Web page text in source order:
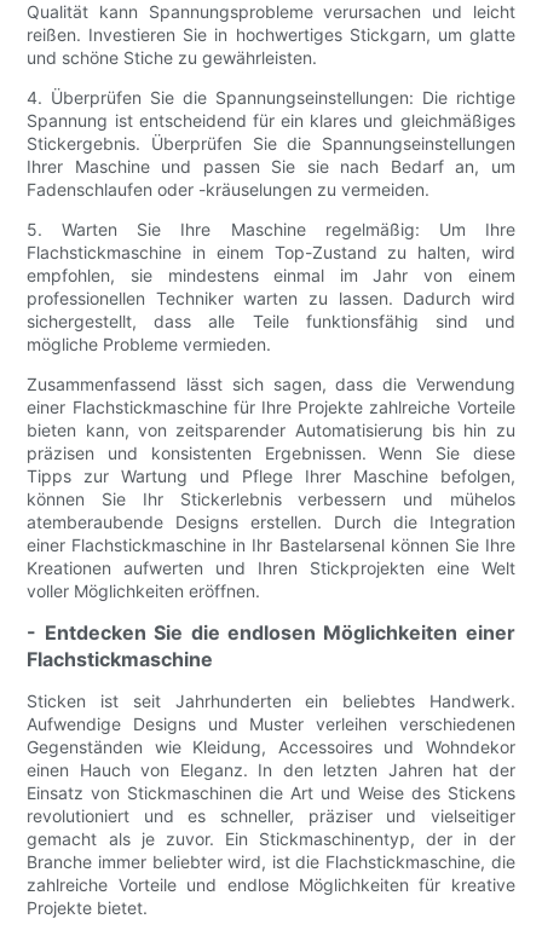
Qualität kann Spannungsprobleme verursachen und leicht
reißen. Investieren Sie in hochwertiges Stickgarn, um glatte
und schöne Stiche zu gewährleisten.
4. Überprüfen Sie die Spannungseinstellungen: Die richtige
Spannung ist entscheidend für ein klares und gleichmäßiges
Stickergebnis. Überprüfen Sie die Spannungseinstellungen
Ihrer Maschine und passen Sie sie nach Bedarf an, um
Fadenschlaufen oder -kräuselungen zu vermeiden.
5. Warten Sie Ihre Maschine regelmäßig: Um Ihre
Flachstickmaschine in einem Top-Zustand zu halten, wird
empfohlen, sie mindestens einmal im Jahr von einem
professionellen Techniker warten zu lassen. Dadurch wird
sichergestellt, dass alle Teile funktionsfähig sind und
mögliche Probleme vermieden.
Zusammenfassend lässt sich sagen, dass die Verwendung
einer Flachstickmaschine für Ihre Projekte zahlreiche Vorteile
bieten kann, von zeitsparender Automatisierung bis hin zu
präzisen und konsistenten Ergebnissen. Wenn Sie diese
Tipps zur Wartung und Pflege Ihrer Maschine befolgen,
können Sie Ihr Stickerlebnis verbessern und mühelos
atemberaubende Designs erstellen. Durch die Integration
einer Flachstickmaschine in Ihr Bastelarsenal können Sie Ihre
Kreationen aufwerten und Ihren Stickprojekten eine Welt
voller Möglichkeiten eröffnen.
- Entdecken Sie die endlosen Möglichkeiten einer
Flachstickmaschine
Sticken ist seit Jahrhunderten ein beliebtes Handwerk.
Aufwendige Designs und Muster verleihen verschiedenen
Gegenständen wie Kleidung, Accessoires und Wohndekor
einen Hauch von Eleganz. In den letzten Jahren hat der
Einsatz von Stickmaschinen die Art und Weise des Stickens
revolutioniert und es schneller, präziser und vielseitiger
gemacht als je zuvor. Ein Stickmaschinentyp, der in der
Branche immer beliebter wird, ist die Flachstickmaschine, die
zahlreiche Vorteile und endlose Möglichkeiten für kreative
Projekte bietet.